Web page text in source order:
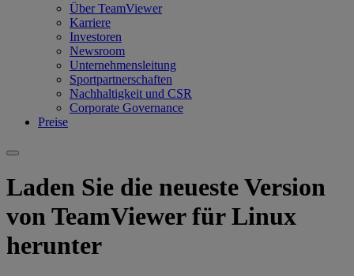
Über TeamViewer
Karriere
Investoren
Newsroom
Unternehmensleitung
Sportpartnerschaften
Nachhaltigkeit und CSR
Corporate Governance
Preise
Laden Sie die neueste Version
von TeamViewer für Linux
herunter